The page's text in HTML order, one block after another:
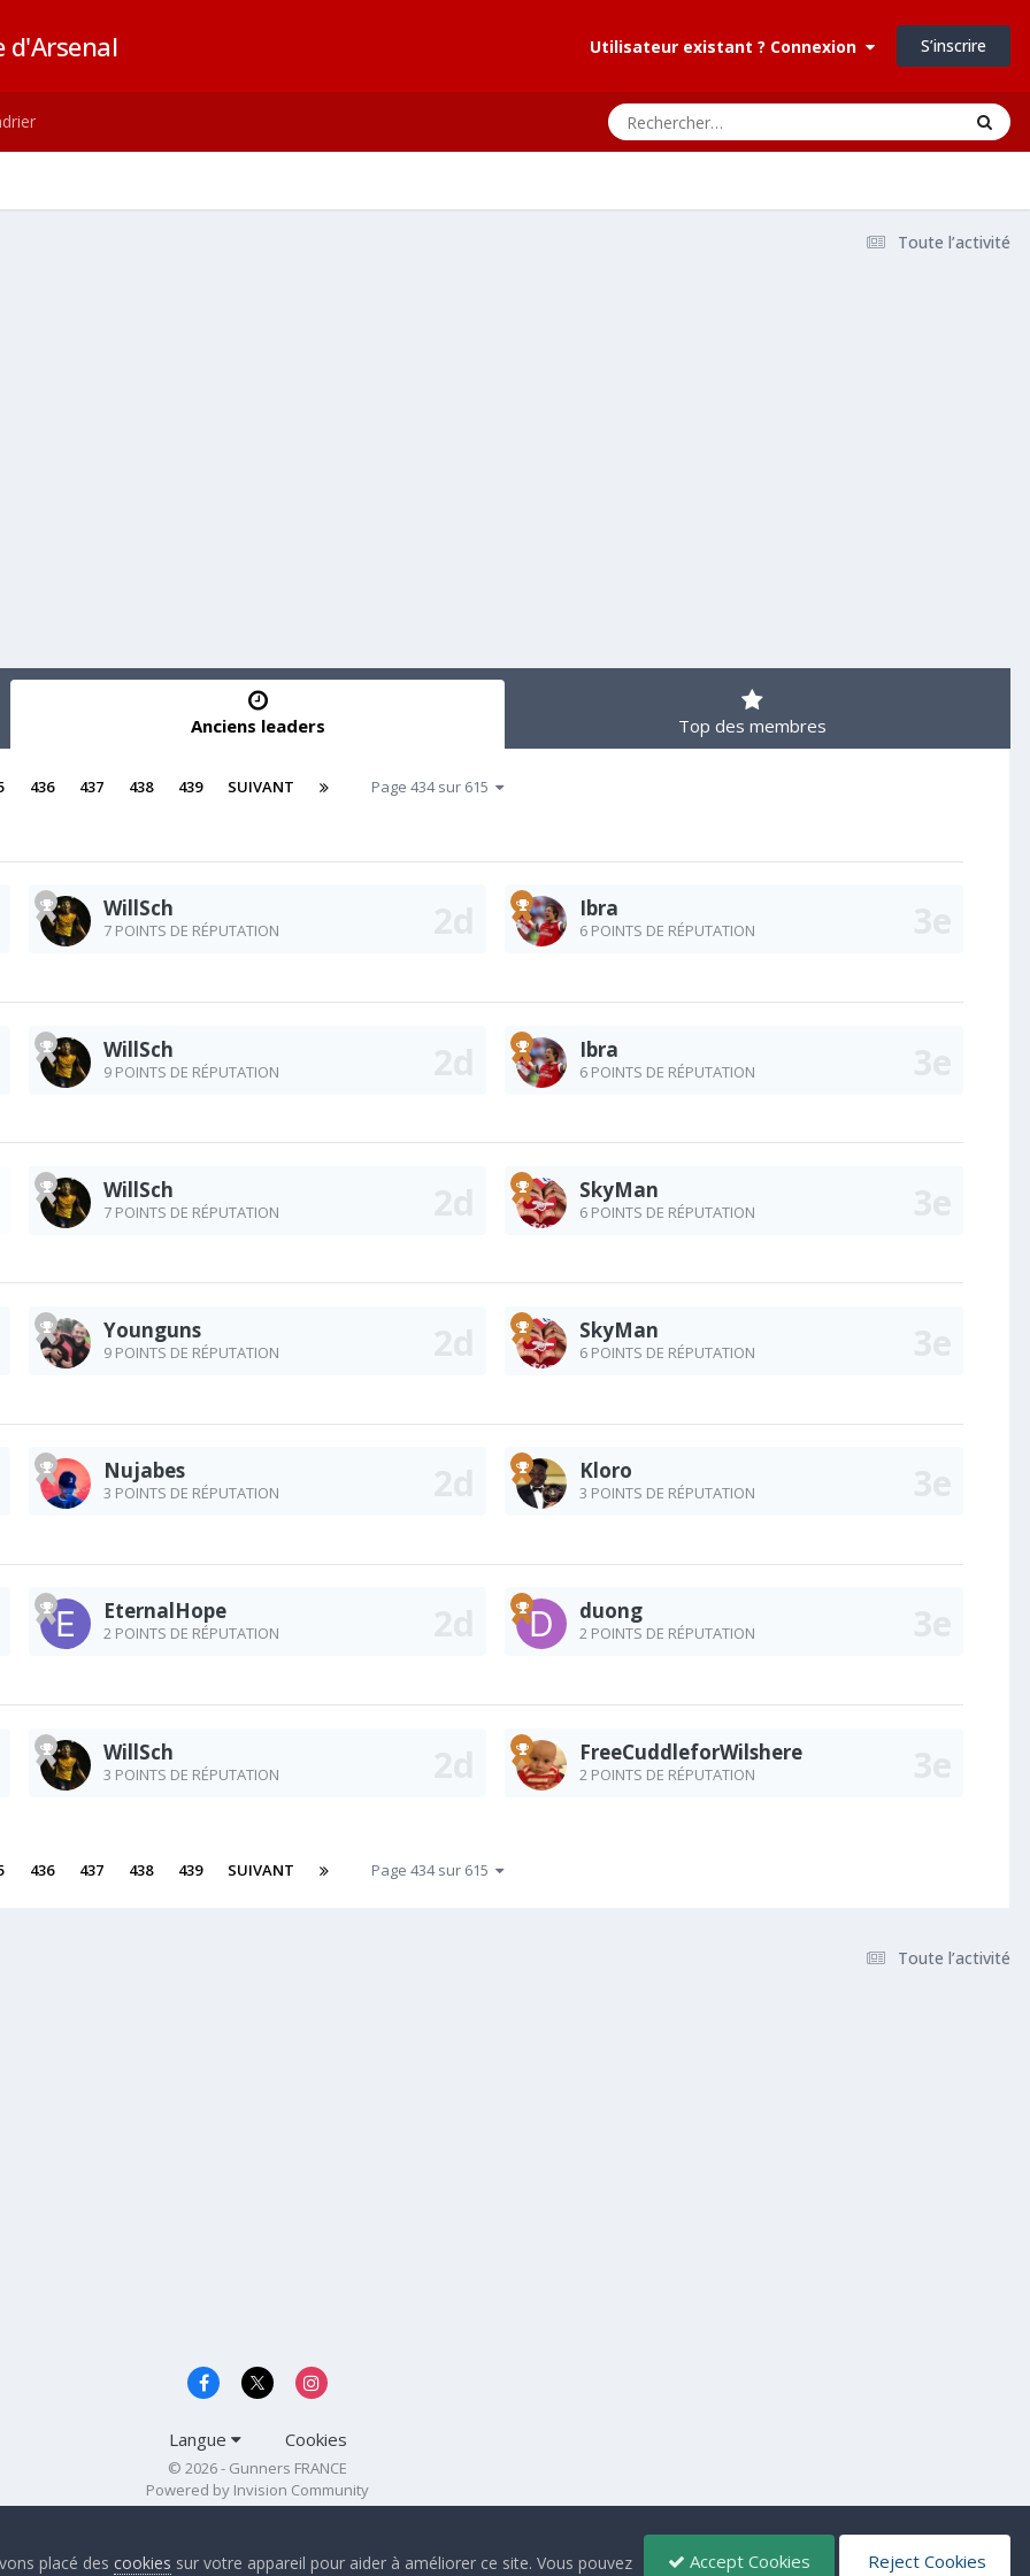
d'Arsenal Utilisateur existant ? Connexion S’inscrire
Toute l’activité
Anciens leaders Top des membres
436 437 438 439 SUIVANT Page 434 sur 615
WillSch
7 POINTS DE RÉPUTATION
Ibra
6 POINTS DE RÉPUTATION
WillSch
9 POINTS DE RÉPUTATION
Ibra
6 POINTS DE RÉPUTATION
WillSch
7 POINTS DE RÉPUTATION
SkyMan
6 POINTS DE RÉPUTATION
Younguns
9 POINTS DE RÉPUTATION
SkyMan
6 POINTS DE RÉPUTATION
Nujabes
3 POINTS DE RÉPUTATION
Kloro
3 POINTS DE RÉPUTATION
EternalHope
2 POINTS DE RÉPUTATION
duong
2 POINTS DE RÉPUTATION
WillSch
3 POINTS DE RÉPUTATION
FreeCuddleforWilshere
2 POINTS DE RÉPUTATION
436 437 438 439 SUIVANT Page 434 sur 615
Toute l’activité
Langue Cookies
© 2026 - Gunners FRANCE
Powered by Invision Community
placé des cookies sur votre appareil pour aider à améliorer ce site. Vous pouvez Accept Cookies Reject Cookies